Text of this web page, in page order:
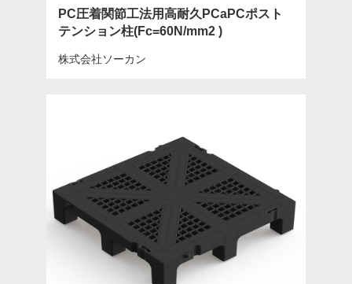
PC圧着関節工法用高耐久PCaPCポスト
テンション柱(Fc=60N/mm2 )
株式会社ソーカン